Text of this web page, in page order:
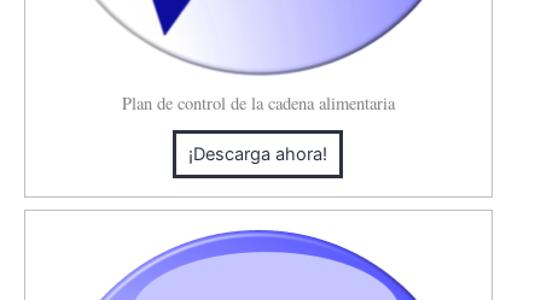
Plan de control de la cadena alimentaria
¡Descarga ahora!